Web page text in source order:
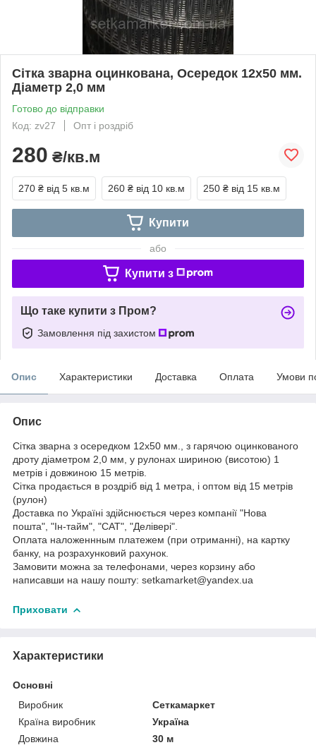
Сітка зварна оцинкована, Осередок 12х50 мм.
Діаметр 2,0 мм
Готово до відправки
Код: zv27
Опт і роздріб
280 ₴/кв.м
270 ₴ від 5 кв.м 260 ₴ від 10 кв.м 250 ₴ від 15 кв.м
Купити
або
Купити з
Що таке купити з Пром?
Замовлення під захистом
Опис Характеристики Доставка Оплата Умови
Опис
Сітка зварна з осередком 12х50 мм., з гарячою оцинкованого
дроту діаметром 2,0 мм, у рулонах шириною (висотою) 1
метрів і довжиною 15 метрів.
Сітка продається в роздріб від 1 метра, і оптом від 15 метрів
(рулон)
Доставка по Україні здійснюється через компанії "Нова
пошта", "Ін-тайм", "САТ", "Делівері".
Оплата наложеннным платежем (при отриманні), на картку
банку, на розрахунковий рахунок.
Замовити можна за телефонами, через корзину або
написавши на нашу пошту: setkamarket@yandex.ua
Приховати
Характеристики
Основні
Виробник
Сеткамаркет
Країна виробник
Україна
Довжина
30 м